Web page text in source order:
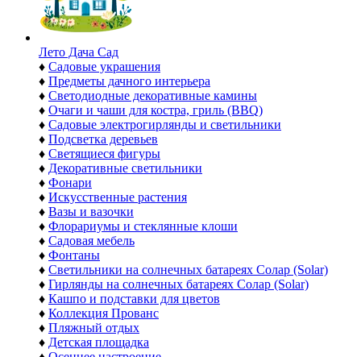
Лето Дача Сад
♦ Садовые украшения
♦ Предметы дачного интерьера
♦ Светодиодные декоративные камины
♦ Очаги и чаши для костра, гриль (BBQ)
♦ Садовые электрогирлянды и светильники
♦ Подсветка деревьев
♦ Светящиеся фигуры
♦ Декоративные светильники
♦ Фонари
♦ Искусственные растения
♦ Вазы и вазочки
♦ Флорариумы и стеклянные клоши
♦ Садовая мебель
♦ Фонтаны
♦ Светильники на солнечных батареях Солар (Solar)
♦ Гирлянды на солнечных батареях Солар (Solar)
♦ Кашпо и подставки для цветов
♦ Коллекция Прованс
♦ Пляжный отдых
♦ Детская площадка